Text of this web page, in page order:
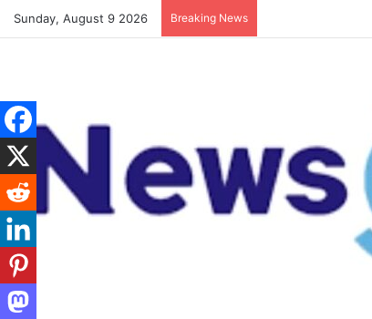
Sunday, August 9 2026 Breaking News